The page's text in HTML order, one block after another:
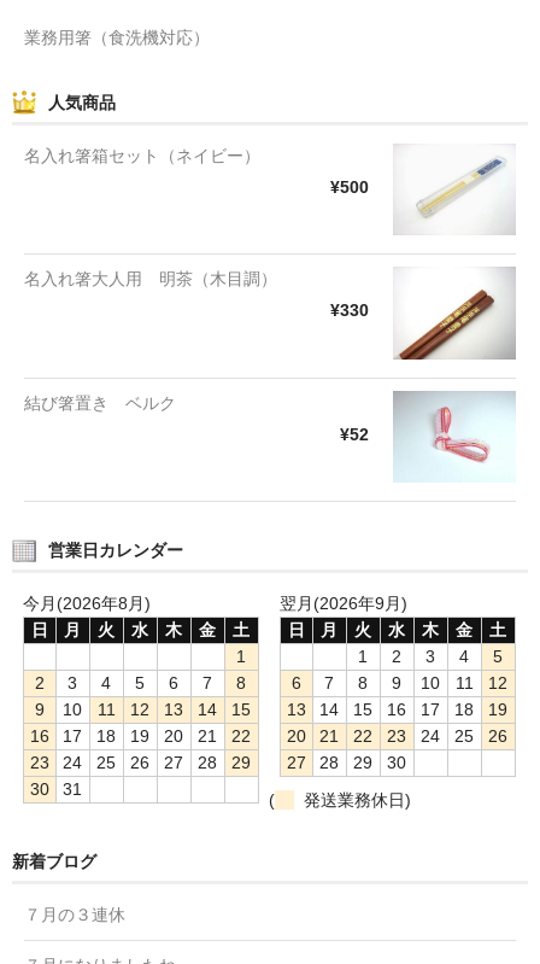
業務用箸（食洗機対応）
人気商品
名入れ箸箱セット（ネイビー）
¥500
名入れ箸大人用 明茶（木目調）
¥330
結び箸置き ベルク
¥52
営業日カレンダー
今月(2026年8月)
日
月 火 水 木 金
土
1
2
3 4 5 6 7
8
9
10 11 12 13 14
15
16
17 18 19 20 21
22
23
24 25 26 27 28
29
30
31
翌月(2026年9月)
日
月 火 水 木 金
土
1
2 3 4
5
6
7 8 9 10 11
12
13
14 15 16 17 18
19
20
21 22 23 24 25
26
27
28 29
30
(
発送業務休日)
新着ブログ
７月の３連休